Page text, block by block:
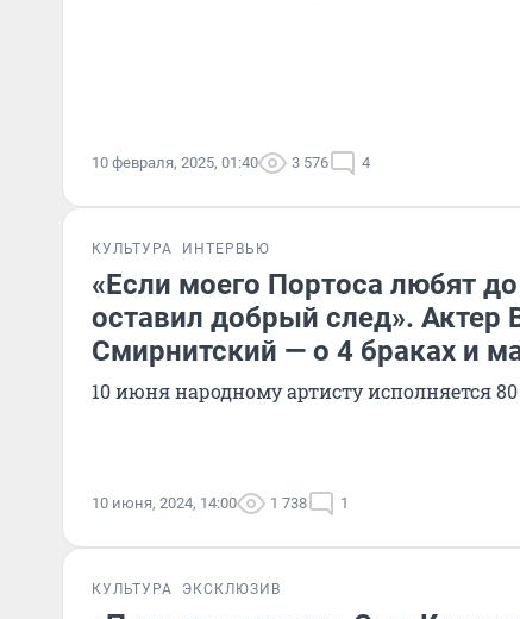
10 февраля, 2025, 01:40 3 576 4
КУЛЬТУРА ИНТЕРВЬЮ
«Если моего Портоса любят
оставил добрый след». Актер
Смирнитский — о 4 браках и
10 июня народному артисту исполняется 80
10 июня, 2024, 14:00 1 738 1
КУЛЬТУРА ЭКСКЛЮЗИВ